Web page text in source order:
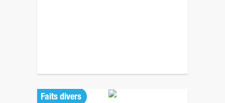
Faits divers